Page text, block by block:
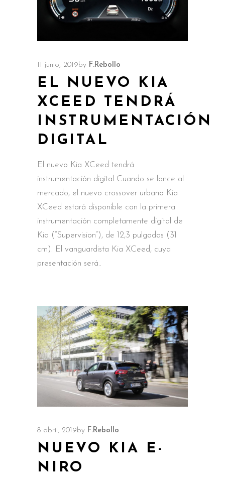
11 junio, 2019 by F.Rebollo
EL NUEVO KIA
XCEED TENDRÁ
INSTRUMENTACIÓN
DIGITAL
El nuevo Kia XCeed tendrá
instrumentación digital Cuando se lance al
mercado, el nuevo crossover urbano Kia
XCeed estará disponible con la primera
instrumentación completamente digital de
Kia (“Supervision”), de 12,3 pulgadas (31
cm). El vanguardista Kia XCeed, cuya
presentación será
8 abril, 2019by F.Rebollo
NUEVO KIA E-
NIRO